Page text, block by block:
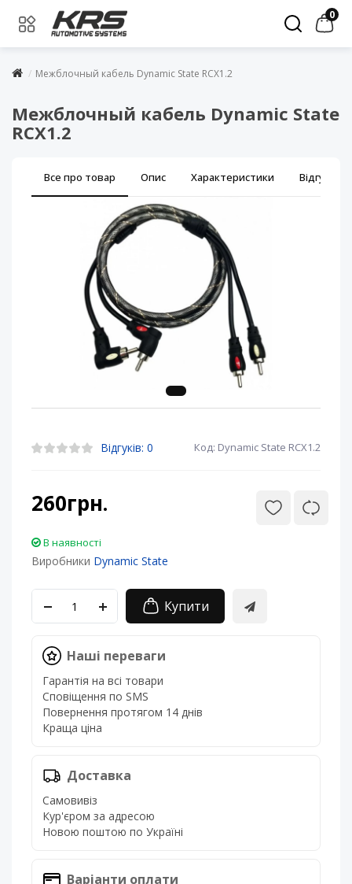
0
Межблочный кабель Dynamic State RCX1.2
Межблочный кабель Dynamic State
RCX1.2
Все про товар Опис Характеристики Відгуки (0)
Відгуків: 0 Код: Dynamic State RCX1.2
260грн.
В наявності
Виробники Dynamic State
Купити
Наші переваги
Гарантія на всі товари
Сповіщення по SMS
Повернення протягом 14 днів
Краща ціна
Доставка
Самовивіз
Кур'єром за адресою
Новою поштою по Україні
Варіанти оплати